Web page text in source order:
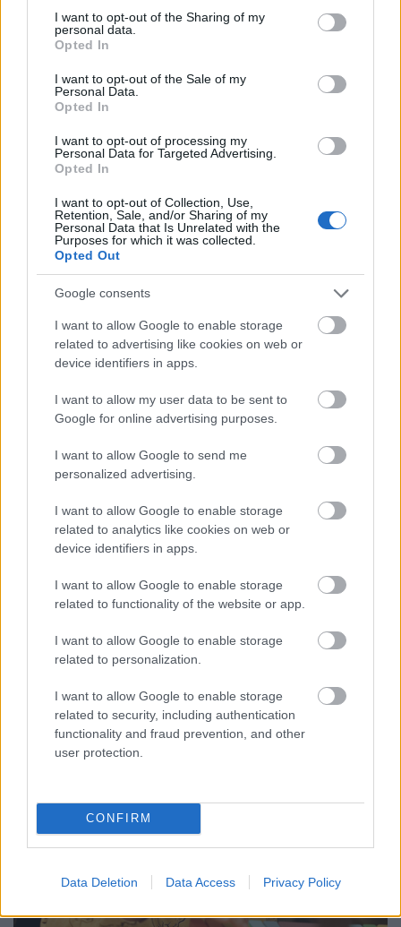
not limited to your visit or usage behaviour. You may click to
grant or deny consent to Google and its third-party tags to
use your data for below specified purposes in below Google
consent section.
I want to opt-out of the Sharing of my
personal data.
Opted In
I want to opt-out of the Sale of my
Personal Data.
Opted In
I want to opt-out of processing my
Personal Data for Targeted Advertising.
Opted In
I want to opt-out of Collection, Use,
Retention, Sale, and/or Sharing of my
Personal Data that Is Unrelated with the
Purposes for which it was collected.
Opted Out
Google consents
I want to allow Google to enable storage
related to advertising like cookies on web or
device identifiers in apps.
I want to allow my user data to be sent to
Google for online advertising purposes.
I want to allow Google to send me
personalized advertising.
I want to allow Google to enable storage
related to analytics like cookies on web or
device identifiers in apps.
I want to allow Google to enable storage
related to functionality of the website or app.
I want to allow Google to enable storage
related to personalization.
I want to allow Google to enable storage
related to security, including authentication
functionality and fraud prevention, and other
user protection.
CONFIRM
Data Deletion Data Access Privacy Policy
támogathatjuk közös erővel, akik
alapvetően hajléktalan és rászoruló
embereknek segítenek innovatív módokon,
de ha krízis van, ott a helyük! Az ukrán
pillanattól fogva rengeteget tesznek:
adományokat koordinálnak, igény szerint
vásárolnak a menekülteket elszállásoló
intézményeknek, olyan kisebb
szervezeteket támogatnak, akik speciális
igényekkel rendelkező embereket fogadtak
be, valamint hosszútávon szeretnék
támogatni a hosszabb ideig
Magyarországon tartózkodó ukrán
gyerekek tanulmányait és szabadidős
tevékenységét.
A kiállítók teljes listája mellett még sok hasznos
információt találhattok a rendezvény
érdemes figyelemmel kísérnetek, mert már elindult
a szokásos nyereményjáték, ahol minden nap egy-
egy fantasztikus ajándék talál gazdára a Pici Piac
kiállítóinak felajánlásában. Gyorsan válaszoljátok
meg az adott nyereménnyel kapcsolatos kérdést,
mert minden játék csak a meghirdetés napján éjfélig